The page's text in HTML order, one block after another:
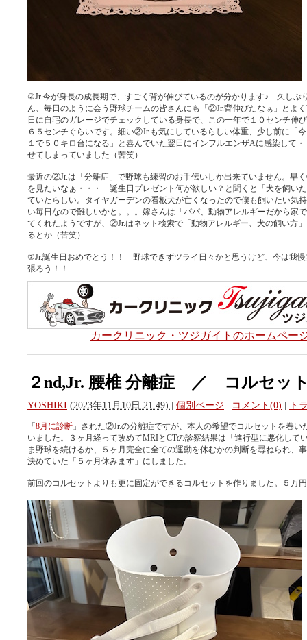
②Jr.今が身長の成長期で、すごく背が伸びているのが分かります♪ 久しぶ
ん、毎日のように会う野球チームの皆さんにも「②Jr.背伸びたなぁ」とよ
日に自宅のガレージでチェックしている身長で、この一年で１０センチ伸
６５センチぐらいです。細い②Jr.も気にしているらしい体重、少し前に「
１で５０キロ台になる」と喜んでいた翌日にインフルエンザAに感染して
せてしまっていました（苦笑）
最近の②Jr.は「分離症」で野球も練習のお手伝いしか出来ていません。早
を見たいなぁ・・・ 誕生日プレゼント何が欲しい？と聞くと「犬を飼い
ていたらしい。タイヤガーデンの看板犬が亡くなったので僕も飼いたい気
い毎日なので難しいかと。。。嫁さんは「パパ、動物アレルギーだから家
てくれたようですが、②Jr.はネット検索で「動物アレルギー、犬の飼い方
るとか（苦笑）
②Jr.誕生日おめでとう！！ 野球できずツライ日々かと思うけど、今は我
張ろう！！
カークリニック・ツジガイトのホームペー
２nd,Jr. 腰椎 分離症 ／ コルセッ
YOSHIKI (2023年11月10日 21:49) | 個別ページ | コメント(0) | ト
「8月に診断 」された②Jr.の分離症ですが、本人の希望でコルセットを巻い
いました。３ヶ月経って改めてMRIとCTの診察結果は「進行型に悪化して
ま野球を続けるか、５ヶ月完全に全ての運動を休むかの判断を尋ねられ、
決めていた「５ヶ月休みます」にしました。
前回のコルセットよりも更に固定ができるコルセットを作りました。５万